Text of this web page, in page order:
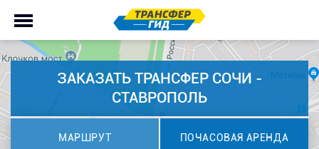
ЗАКАЗАТЬ ТРАНСФЕР СОЧИ -
СТАВРОПОЛЬ
МАРШРУТ ПОЧАСОВАЯ АРЕНДА